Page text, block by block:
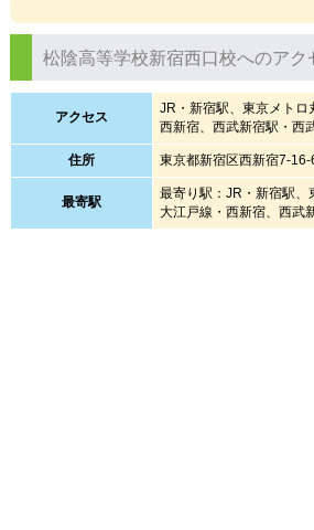
松陰高等学校新宿西口校へのアク
アクセス
JR・新宿駅、東京メトロ
西新宿、西武新宿駅・西
住所 東京都新宿区西新宿7-
最寄駅
最寄り駅：JR・新宿駅、
大江戸線・西新宿、西武